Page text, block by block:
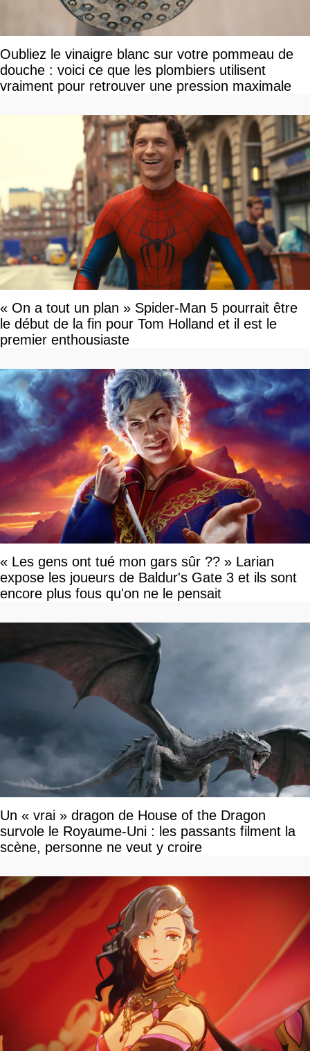
Oubliez le vinaigre blanc sur votre pommeau de
douche : voici ce que les plombiers utilisent
vraiment pour retrouver une pression maximale
« On a tout un plan » Spider-Man 5 pourrait être
le début de la fin pour Tom Holland et il est le
premier enthousiaste
« Les gens ont tué mon gars sûr ?? » Larian
expose les joueurs de Baldur's Gate 3 et ils sont
encore plus fous qu'on ne le pensait
Un « vrai » dragon de House of the Dragon
survole le Royaume-Uni : les passants filment la
scène, personne ne veut y croire